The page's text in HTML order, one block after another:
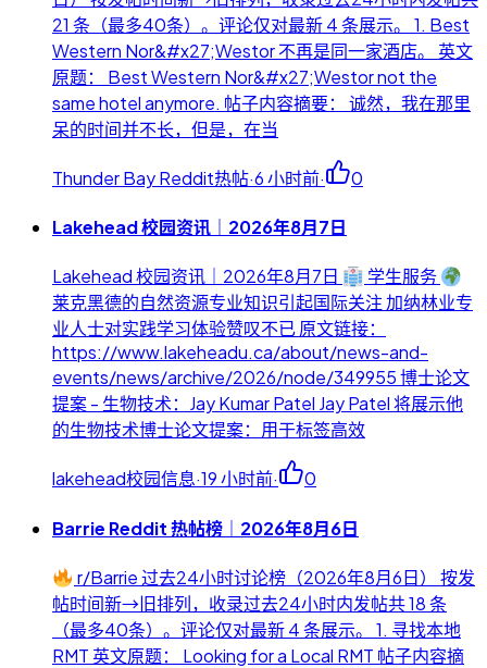
21 条（最多40条）。评论仅对最新 4 条展示。 1. Best
Western Nor&#x27;Westor 不再是同一家酒店。 英文
原题： Best Western Nor&#x27;Westor not the
same hotel anymore. 帖子内容摘要： 诚然，我在那里
呆的时间并不长，但是，在当
Thunder Bay Reddit热帖·6 小时前· 0
Lakehead 校园资讯｜2026年8月7日
Lakehead 校园资讯｜2026年8月7日
学生服务
莱克黑德的自然资源专业知识引起国际关注 加纳林业专
业人士对实践学习体验赞叹不已 原文链接：
https://www.lakeheadu.ca/about/news-and-
events/news/archive/2026/node/349955 博士论文
提案 - 生物技术：Jay Kumar Patel Jay Patel 将展示他
的生物技术博士论文提案：用于标签高效
lakehead校园信息·19 小时前· 0
Barrie Reddit 热帖榜｜2026年8月6日
r/Barrie 过去24小时讨论榜（2026年8月6日） 按发
帖时间新→旧排列，收录过去24小时内发帖共 18 条
（最多40条）。评论仅对最新 4 条展示。 1. 寻找本地
RMT 英文原题： Looking for a Local RMT 帖子内容摘